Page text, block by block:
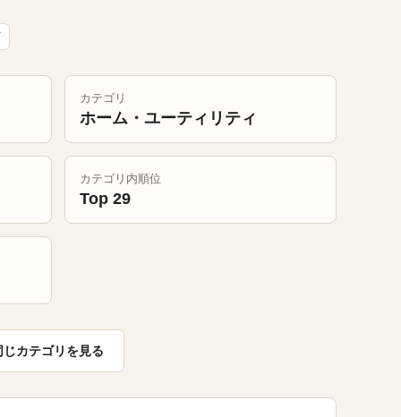
カテゴリ
ホーム・ユーティリティ
カテゴリ内順位
Top 29
じカテゴリを見る